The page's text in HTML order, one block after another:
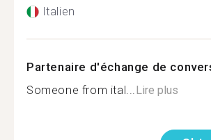
Italien
Partenaire d'échange de
Someone from ital...Lire plus